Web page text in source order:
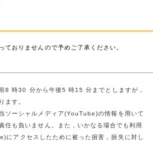
ておりませんので予めご了承ください。
8 時30 分から午後5 時15 分までとしますが，
ます。
ソーシャルメディア(YouTube)の情報を用いて
任も負いません。また，いかなる場合でも利用
にアクセスしたために被った損害，損失に対し